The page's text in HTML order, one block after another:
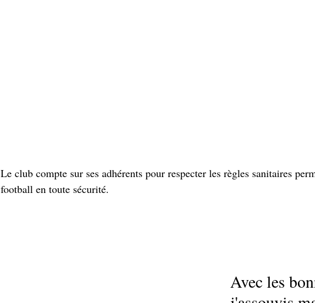
Le club compte sur ses adhérents pour respecter les règles sanitaires
football en toute sécurité.
Avec les